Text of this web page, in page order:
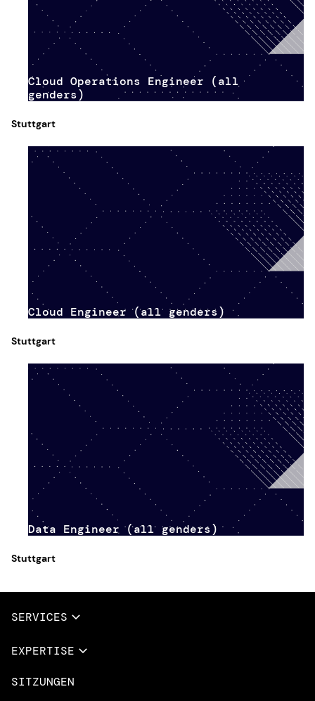
Cloud Operations Engineer (all
genders)
Stuttgart
Cloud Engineer (all genders)
Stuttgart
Data Engineer (all genders)
Stuttgart
SERVICES
Vollständige Dienstleistungen
EXPERTISE
Übersicht
SITZUNGEN